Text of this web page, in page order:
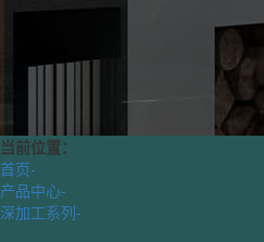
当前位置：
首页-
产品中心-
深加工系列-